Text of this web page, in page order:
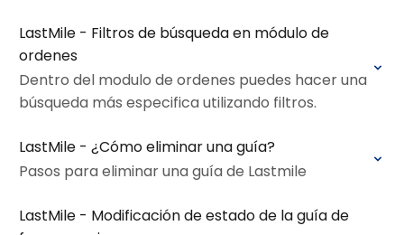
LastMile - Filtros de búsqueda en módulo de
ordenes
Dentro del modulo de ordenes puedes hacer una
búsqueda más especifica utilizando filtros.
LastMile - ¿Cómo eliminar una guía?
Pasos para eliminar una guía de Lastmile
LastMile - Modificación de estado de la guía de